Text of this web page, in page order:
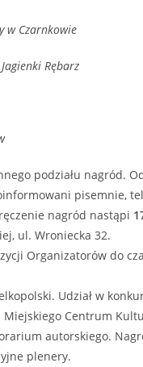
w Czarnkowie
Rębarz
podziału nagród.
pisemnie,
nagród nastąpi
ul. Wroniecka 32.
Organizatorów do
Udział w
Centrum
autorskiego.
plenery.